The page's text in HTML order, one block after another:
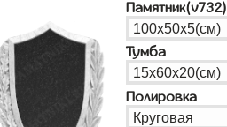
Памятник(v732)
Тумба
Полировка